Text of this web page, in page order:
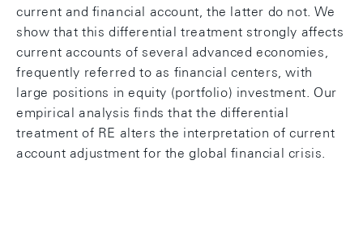
current and ﬁnancial account, the latter do not. We
show that this diﬀerential treatment strongly aﬀects
current accounts of several advanced economies,
frequently referred to as ﬁnancial centers, with
large positions in equity (portfolio) investment. Our
empirical analysis ﬁnds that the diﬀerential
treatment of RE alters the interpretation of current
account adjustment for the global ﬁnancial crisis.